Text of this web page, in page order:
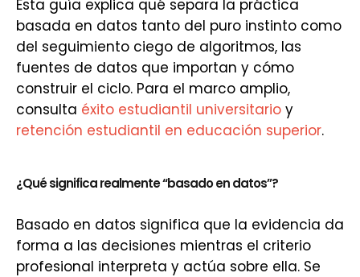
Esta guía explica qué separa la práctica
basada en datos tanto del puro instinto como
del seguimiento ciego de algoritmos, las
fuentes de datos que importan y cómo
construir el ciclo. Para el marco amplio,
consulta éxito estudiantil universitario y
retención estudiantil en educación superior.
¿Qué significa realmente “basado en datos”?
Basado en datos significa que la evidencia da
forma a las decisiones mientras el criterio
profesional interpreta y actúa sobre ella. Se